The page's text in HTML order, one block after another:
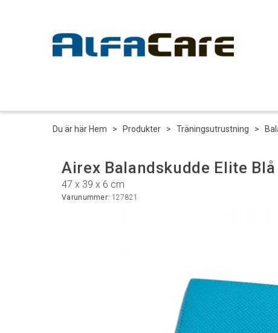
Du är här Hem > Produkter > Träningsutrustning >
Airex Balandskudde Elite Blå
47 x 39 x 6 cm
Varunummer: 127821